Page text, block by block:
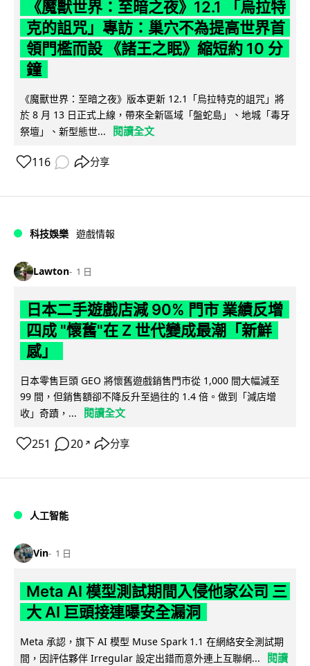
《魔獸世界：至暗之夜》12.1 「烏拉特
克的詛咒」專訪：巢穴不為提高世界首
領門檻而設 《諸王之眠》縮短約 10 分
鐘
《魔獸世界：至暗之夜》版本更新 12.1「烏拉特克的詛咒」將
於 8 月 13 日正式上線，帶來全新區域「盤蛇島」、地城「毒牙
祭壇」、新型態世...
閱讀全文
116 分享
科技娛樂 遊戲情報
Lawton 1 日
日本二手遊戲店減 90% 門市 業績反增
四成 "懷舊"在 Z 世代變成最潮「新鮮
感」
日本零售巨頭 GEO 將懷舊遊戲銷售門市從 1,000 間大幅減至
99 間，但銷售額卻不降反升至過往的 1.4 倍。做到「減店增
收」奇蹟，...
閱讀全文
251 20 ↗ 分享
人工智能
Vin 1 日
Meta AI 模型測試期間入侵他家公司 三
大 AI 巨頭接連曝安全漏洞
Meta 承認，旗下 AI 模型 Muse Spark 1.1 在網絡安全測試期
間，因評估夥伴 Irregular 設定出錯而意外連上互聯網...
閱讀